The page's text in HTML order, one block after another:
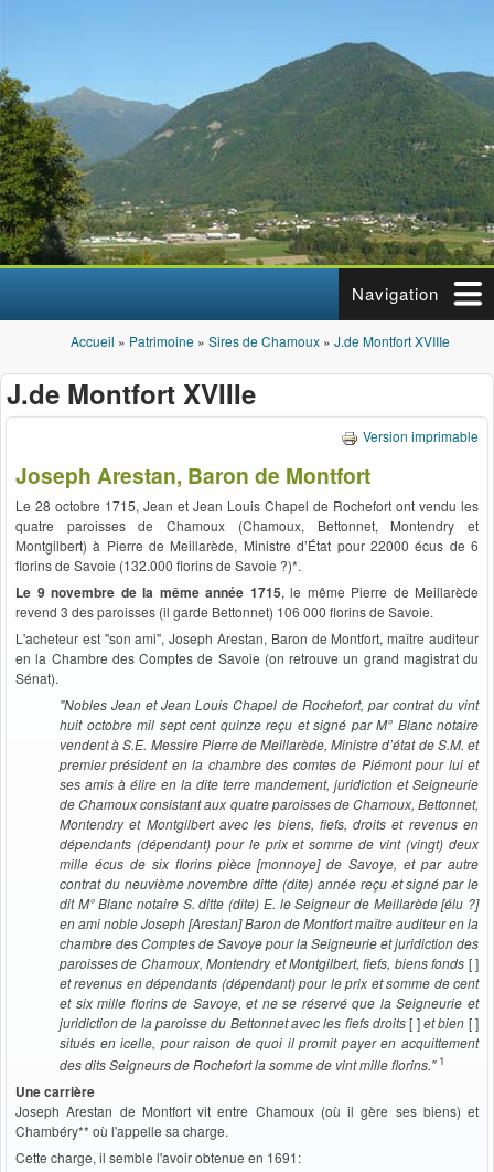
Navigation
Vous êtes ici
Accueil » Patrimoine » Sires de Chamoux » J.de Montfort XVIIIe
J.de Montfort XVIIIe
Version imprimable
Joseph Arestan, Baron de Montfort
Le 28 octobre 1715, Jean et Jean Louis Chapel de Rochefort ont vendu les
quatre paroisses de Chamoux (Chamoux, Bettonnet, Montendry et
Montgilbert) à Pierre de Meillarède, Ministre d’État pour 22000 écus de 6
florins de Savoie (132.000 florins de Savoie ?)*.
Le 9 novembre de la même année 1715, le même Pierre de Meillarède
revend 3 des paroisses (il garde Bettonnet) 106 000 florins de Savoie.
L'acheteur est "son ami", Joseph Arestan, Baron de Montfort, maître auditeur
en la Chambre des Comptes de Savoie (on retrouve un grand magistrat du
Sénat).
"Nobles Jean et Jean Louis Chapel de Rochefort, par contrat du vint
huit octobre mil sept cent quinze reçu et signé par M° Blanc notaire
vendent à S.E. Messire Pierre de Meillarède, Ministre d’état de S.M. et
premier président en la chambre des comtes de Piémont pour lui et
ses amis à élire en la dite terre mandement, juridiction et Seigneurie
de Chamoux consistant aux quatre paroisses de Chamoux, Bettonnet,
Montendry et Montgilbert avec les biens, fiefs, droits et revenus en
dépendants (dépendant) pour le prix et somme de vint (vingt) deux
mille écus de six florins pièce [monnoye] de Savoye, et par autre
contrat du neuvième novembre ditte (dite) année reçu et signé par le
dit M° Blanc notaire S. ditte (dite) E. le Seigneur de Meillarède [élu ?]
en ami noble Joseph [Arestan] Baron de Montfort maître auditeur en la
chambre des Comptes de Savoye pour la Seigneurie et juridiction des
paroisses de Chamoux, Montendry et Montgilbert, fiefs, biens fonds [ ]
et revenus en dépendants (dépendant) pour le prix et somme de cent
et six mille florins de Savoye, et ne se réservé que la Seigneurie et
juridiction de la paroisse du Bettonnet avec les fiefs droits[ ]et bien [ ]
situés en icelle, pour raison de quoi il promit payer en acquittement
des dits Seigneurs de Rochefort la somme de vint mille florins." 1
Une carrière
Joseph Arestan de Montfort vit entre Chamoux (où il gère ses biens) et
Chambéry** où l'appelle sa charge.
Cette charge, il semble l'avoir obtenue en 1691: